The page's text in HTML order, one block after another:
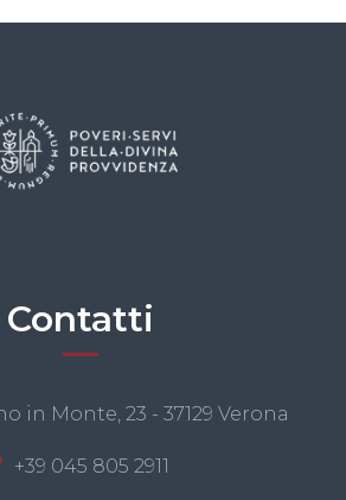
Contatti
in Monte, 23 - 37129 Verona
+39 045 805 2911